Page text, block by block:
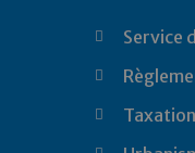
Service
Taxation